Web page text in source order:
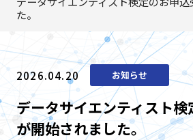
た。
2026.04.20 お知らせ
データサイエンティスト
が開始されました。